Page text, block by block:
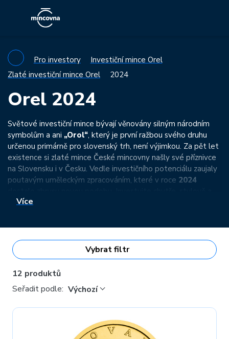
Pro investory
Investiční mince Orel
Zlaté investiční mince Orel
2024
Orel 2024
Světové investiční mince bývají věnovány silným národním
symbolům a ani „Orol“, který je první ražbou svého druhu
určenou primárně pro slovenský trh, není výjimkou. Za pět let
existence si zlaté mince České mincovny našly své příznivce
na Slovensku i v Česku. Vedle investičního potenciálu zaujaly
poutavým uměleckým zpracováním, které v roce 2024
bez DPH!
Více
Vybrat filtr
12 produktů
Seřadit podle: Výchozí